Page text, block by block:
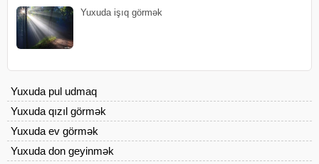
Yuxuda işıq görmək
Yuxuda pul udmaq
Yuxuda qızıl görmək
Yuxuda ev görmək
Yuxuda don geyinmək